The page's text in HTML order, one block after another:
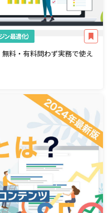
ン最適化）
料・有料問わず実務で使え